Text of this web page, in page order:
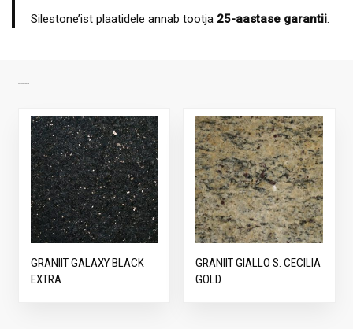
Silestone’ist plaatidele annab tootja 25-aastase garantii.
GRANIIT GALAXY BLACK
EXTRA
GRANIIT GIALLO S. CECILIA
GOLD